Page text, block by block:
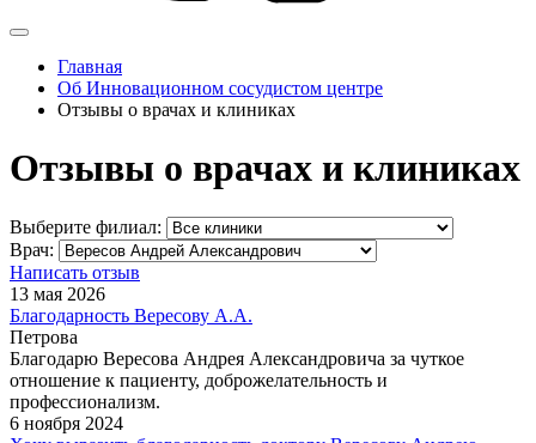
Главная
Об Инновационном сосудистом центре
Отзывы о врачах и клиниках
Отзывы о врачах и клиниках
Выберите филиал:
Врач:
Написать отзыв
13 мая 2026
Благодарность Вересову А.А.
Петрова
Благодарю Вересова Андрея Александровича за чуткое
отношение к пациенту, доброжелательность и
профессионализм.
6 ноября 2024